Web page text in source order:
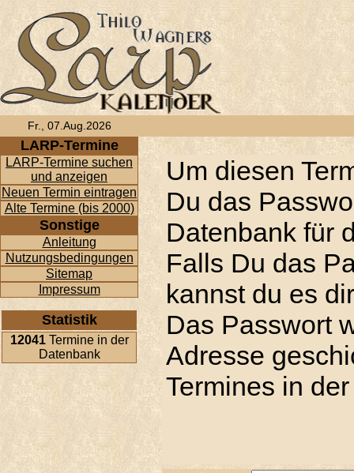
Fr., 07.Aug.2026
LARP-Termine
LARP-Termine suchen
und anzeigen
Neuen Termin eintragen
Alte Termine (bis 2000)
Sonstige
Anleitung
Nutzungsbedingungen
Sitemap
Impressum
Statistik
12041Termine in der
Datenbank
Um diesen
Du das
Datenbank für
Falls Du das
kannst du es
Das Passwort
Adresse
Termines in